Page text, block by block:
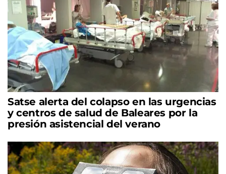
Satse alerta del colapso en las urgencias
y centros de salud de Baleares por la
presión asistencial del verano